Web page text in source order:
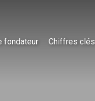
fondateur Chiffres clés